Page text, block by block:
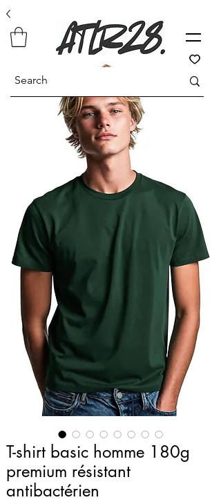
T-shirt basic homme 180g
premium résistant
antibactérien